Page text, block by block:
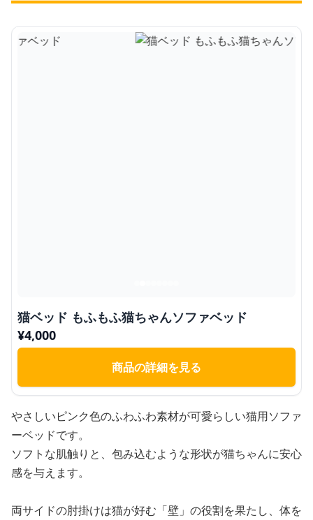
猫ベッド もふもふ猫ちゃんソファベッド
¥4,000
商品の詳細を見る
やさしいピンク色のふわふわ素材が可愛らしい猫用ソファ
ーベッドです。
ソフトな肌触りと、包み込むような形状が猫ちゃんに安心
感を与えます。
両サイドの肘掛けは猫が好む「壁」の役割を果たし、体を